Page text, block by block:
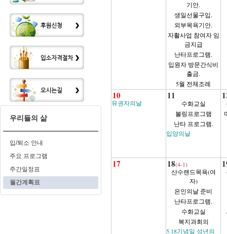
우리들의 삶
입/퇴소 안내
주요 프로그램
주간일정표
월간계획표
기안.
생일선물구입.
외부목욕기안.
자활사업 참여자 임
금지급
난타프로그램.
입원자 방문간식비
출금.
5월 전체조례
10
유권자의날
11
수화교실
볼링프로그램
난타 프로그램.
입양의날
17 18(4-1)
산수랜드목욕(여
자)
은인의날 준비
난타프로그램.
수화교실
복지과회의
5.18기념일 성년의